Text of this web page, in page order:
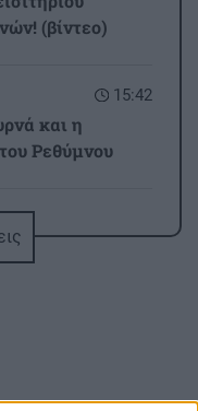
(βίντεο)
15:42
και η
Ρεθύμνου
το Super Cup
το μνημόσυνο